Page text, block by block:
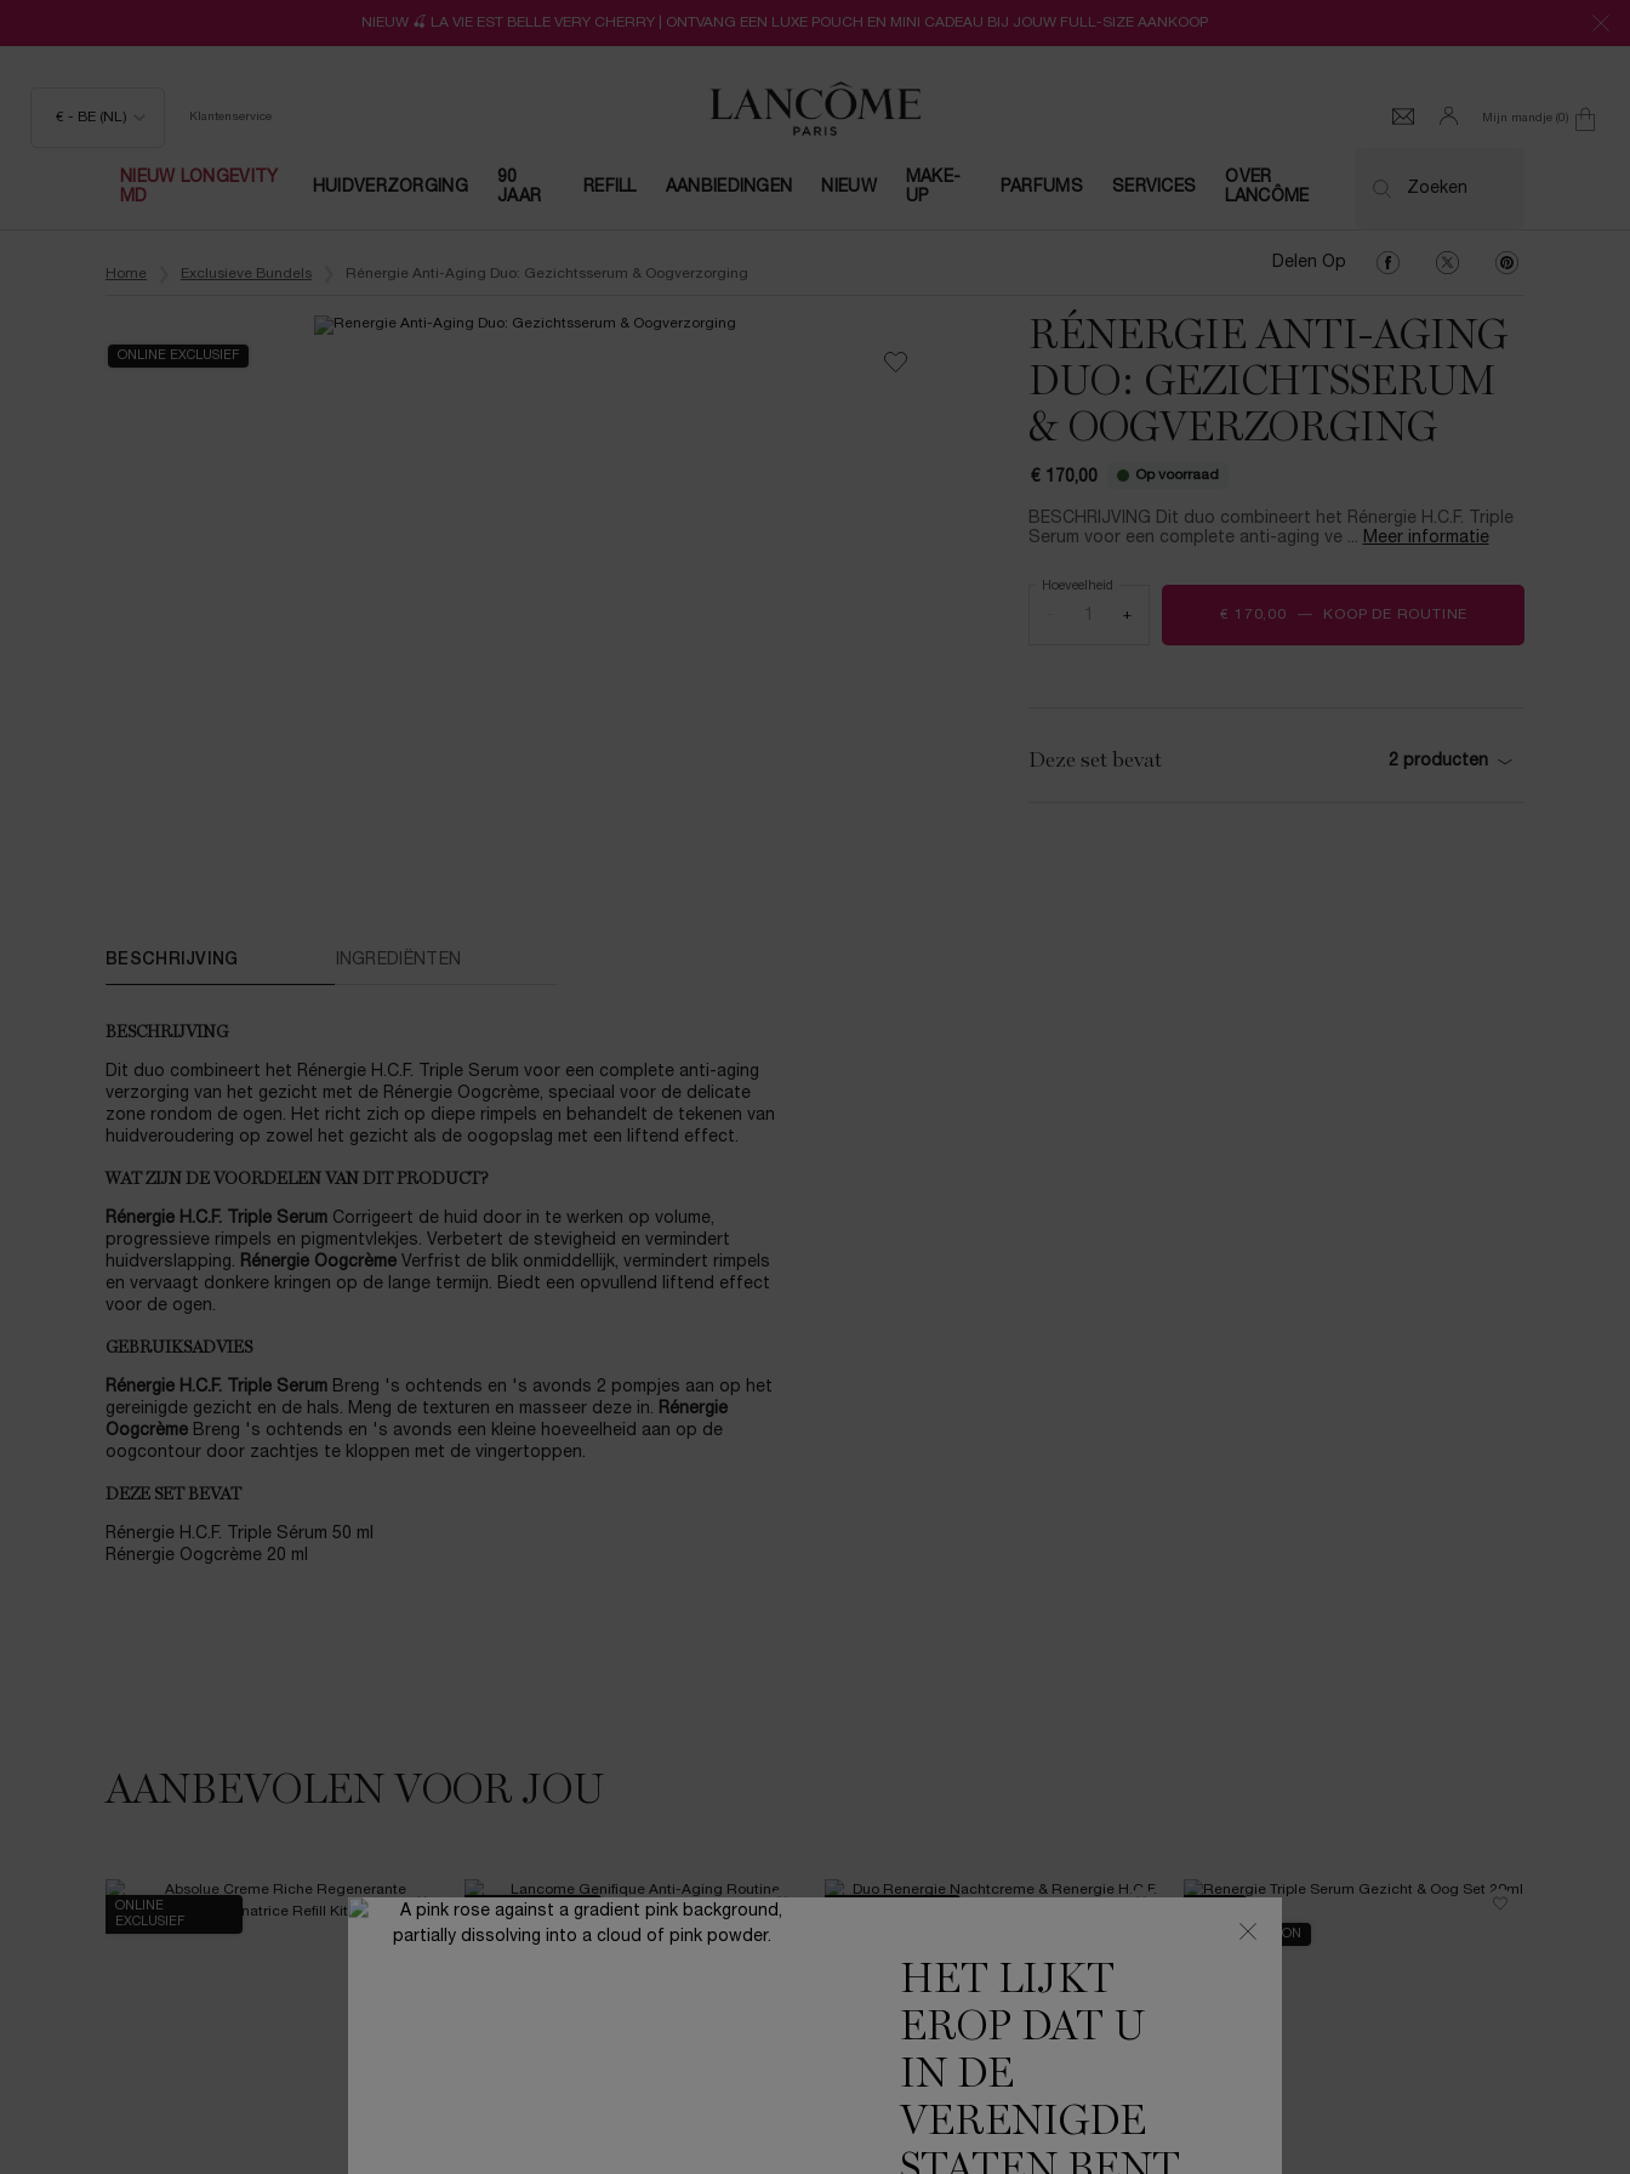
NIEUW 🍒 LA VIE EST BELLE VERY CHERRY | ONTVANG EEN LUXE POUCH EN MINI CADEAU BIJ JOUW FULL-SIZE AANKOOP
€ - BE (NL) Klantenservice Mijn mandje 0
0 product
NIEUW LONGEVITY
MD
HUIDVERZORGING
90
JAAR
REFILL AANBIEDINGEN NIEUW
MAKE-
UP
PARFUMS SERVICES
OVER
LANCÔME
Zoeken
Home Exclusieve Bundels Rénergie Anti-Aging Duo: Gezichtsserum & Oogverzorging
Delen Op Delen Op Facebook
Delen Op Twitter
Delen Op
RÉNERGIE ANTI-AGING
DUO: GEZICHTSSERUM
& OOGVERZORGING
€ 170,00 Op voorraad
BESCHRIJVING Dit duo combineert het Rénergie H.C.F. Triple
Serum voor een complete anti-aging ve ...
Meer informatie
ONLINE EXCLUSIEF
Hoeveelheid
+ € 170,00 ― KOOP DE ROUTINE
Deze set bevat 2 producten
BESCHRIJVING INGREDIËNTEN
BESCHRIJVING
Dit duo combineert het Rénergie H.C.F. Triple Serum voor een complete anti-aging
verzorging van het gezicht met de Rénergie Oogcrème, speciaal voor de delicate
zone rondom de ogen. Het richt zich op diepe rimpels en behandelt de tekenen van
huidveroudering op zowel het gezicht als de oogopslag met een liftend effect.
WAT ZIJN DE VOORDELEN VAN DIT PRODUCT?
Rénergie H.C.F. Triple Serum Corrigeert de huid door in te werken op volume,
progressieve rimpels en pigmentvlekjes. Verbetert de stevigheid en vermindert
huidverslapping. Rénergie Oogcrème Verfrist de blik onmiddellijk, vermindert rimpels
en vervaagt donkere kringen op de lange termijn. Biedt een opvullend liftend effect
voor de ogen.
GEBRUIKSADVIES
Rénergie H.C.F. Triple Serum Breng 's ochtends en 's avonds 2 pompjes aan op het
gereinigde gezicht en de hals. Meng de texturen en masseer deze in. Rénergie
Oogcrème Breng 's ochtends en 's avonds een kleine hoeveelheid aan op de
oogcontour door zachtjes te kloppen met de vingertoppen.
DEZE SET BEVAT
Rénergie H.C.F. Triple Sérum 50 ml
Rénergie Oogcrème 20 ml
JE HOUDT MISSCHIEN VANAANBEVOLEN VOOR JOU
ONLINE
EXCLUSIEF
ONLINE
EXCLUSIEF
LIMITED EDITION
HET LIJKT
EROP DAT U
IN DE
VERENIGDE